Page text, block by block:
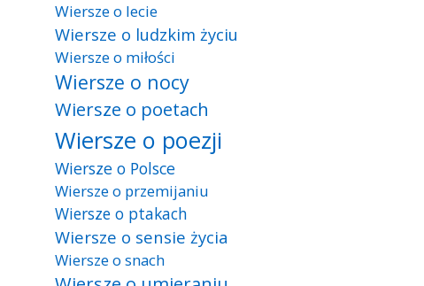
Wiersze o lecie
Wiersze o ludzkim życiu
Wiersze o miłości
Wiersze o nocy
Wiersze o poetach
Wiersze o poezji
Wiersze o Polsce
Wiersze o przemijaniu
Wiersze o ptakach
Wiersze o sensie życia
Wiersze o snach